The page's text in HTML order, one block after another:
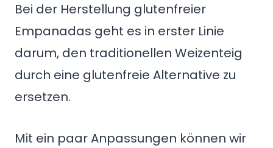
Bei der Herstellung glutenfreier
Empanadas geht es in erster Linie
darum, den traditionellen Weizenteig
durch eine glutenfreie Alternative zu
ersetzen.
Mit ein paar Anpassungen können wir